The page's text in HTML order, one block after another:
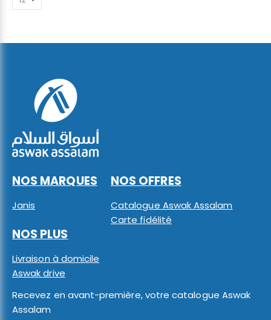
NOS MARQUES
Janis
NOS OFFRES
Catalogue Aswak Assalam
Carte fidélité
NOS PLUS
Livraison à domicile
Aswak drive
Recevez en avant-première, votre catalogue Aswak
Assalam